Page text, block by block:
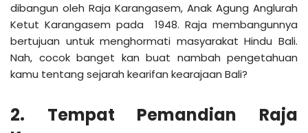
dibangun oleh Raja Karangasem, Anak Agung Anglurah
Ketut Karangasem pada 1948. Raja membangunnya
bertujuan untuk menghormati masyarakat Hindu Bali.
Nah, cocok banget kan buat nambah pengetahuan
kamu tentang sejarah kearifan kearajaan Bali?
2. Tempat Pemandian Raja